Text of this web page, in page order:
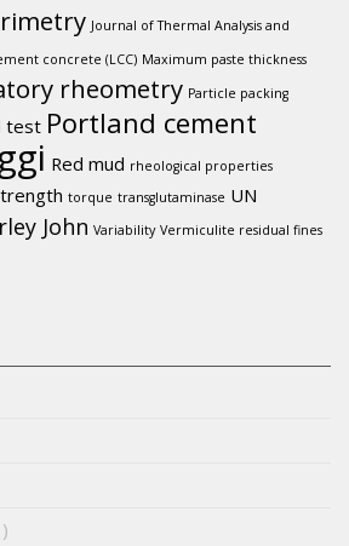
Journal of Thermal Analysis and
concrete (LCC) Maximum paste thickness
rheometry Particle packing
test Portland cement
Red mud rheological properties
torque transglutaminase UN
John Variability Vermiculite residual fines